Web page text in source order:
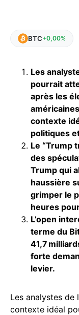
BTC+0,00%
Les
pourrait
après les
contexte
politiques
Le “Trump
des
Trump qui
haussière
grimper le
heures
L’open
terme du
41,7
forte
levier.
Les analystes de
contexte idéal